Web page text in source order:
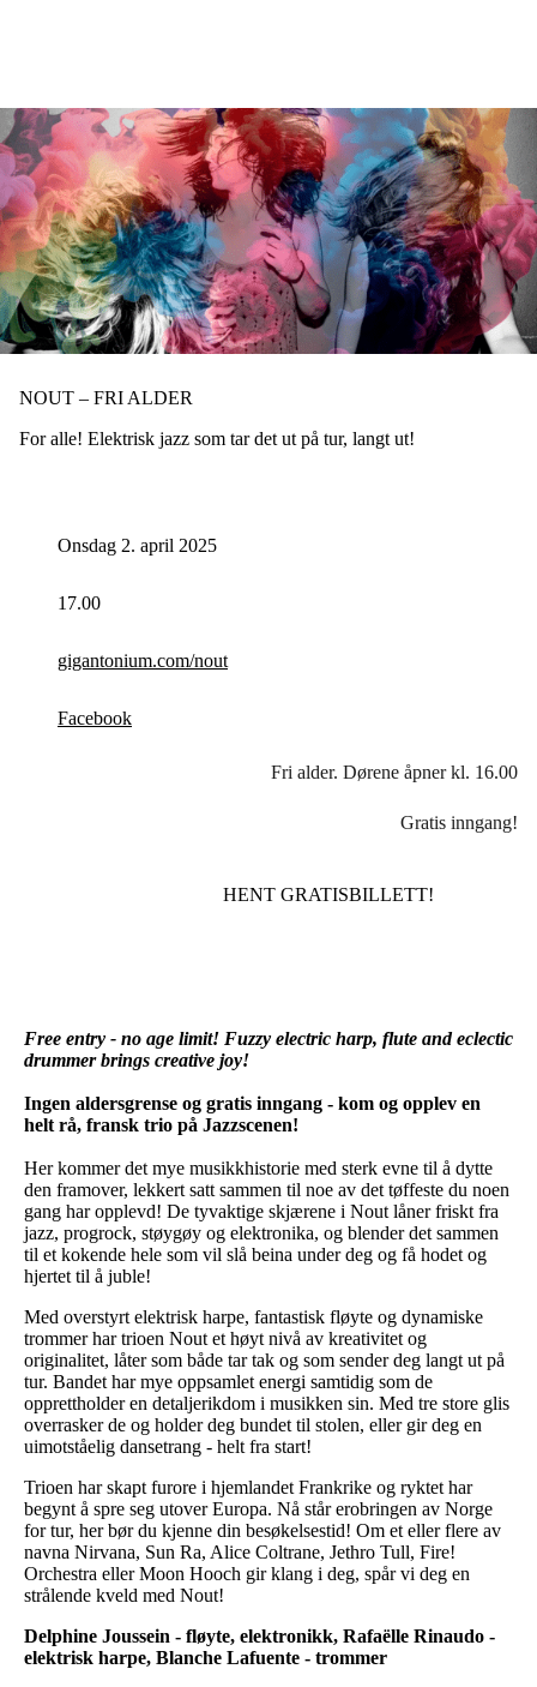
NOUT – FRI ALDER
For alle! Elektrisk jazz som tar det ut på tur, langt ut!
Onsdag 2. april 2025
17.00
gigantonium.com/nout
Facebook
Fri alder. Dørene åpner kl. 16.00
Gratis inngang!
HENT GRATISBILLETT!
Free entry - no age limit! Fuzzy electric harp, flute and eclectic
drummer brings creative joy!
Ingen aldersgrense og gratis inngang - kom og opplev en
helt rå, fransk trio på Jazzscenen!
Her kommer det mye musikkhistorie med sterk evne til å dytte
den framover, lekkert satt sammen til noe av det tøffeste du noen
gang har opplevd! De tyvaktige skjærene i Nout låner friskt fra
jazz, progrock, støygøy og elektronika, og blender det sammen
til et kokende hele som vil slå beina under deg og få hodet og
hjertet til å juble!
Med overstyrt elektrisk harpe, fantastisk fløyte og dynamiske
trommer har trioen Nout et høyt nivå av kreativitet og
originalitet, låter som både tar tak og som sender deg langt ut på
tur. Bandet har mye oppsamlet energi samtidig som de
opprettholder en detaljerikdom i musikken sin. Med tre store glis
overrasker de og holder deg bundet til stolen, eller gir deg en
uimotståelig dansetrang - helt fra start!
Trioen har skapt furore i hjemlandet Frankrike og ryktet har
begynt å spre seg utover Europa. Nå står erobringen av Norge
for tur, her bør du kjenne din besøkelsestid! Om et eller flere av
navna Nirvana, Sun Ra, Alice Coltrane, Jethro Tull, Fire!
Orchestra eller Moon Hooch gir klang i deg, spår vi deg en
strålende kveld med Nout!
Delphine Joussein - fløyte, elektronikk, Rafaëlle Rinaudo -
elektrisk harpe, Blanche Lafuente - trommer